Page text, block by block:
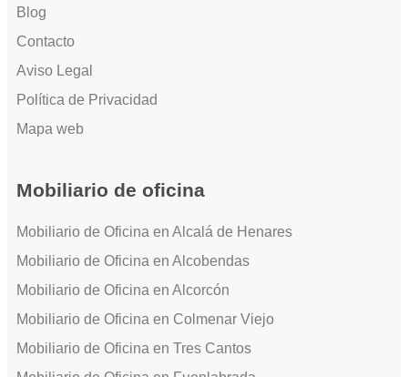
Blog
Contacto
Aviso Legal
Política de Privacidad
Mapa web
Mobiliario de oficina
Mobiliario de Oficina en Alcalá de Henares
Mobiliario de Oficina en Alcobendas
Mobiliario de Oficina en Alcorcón
Mobiliario de Oficina en Colmenar Viejo
Mobiliario de Oficina en Tres Cantos